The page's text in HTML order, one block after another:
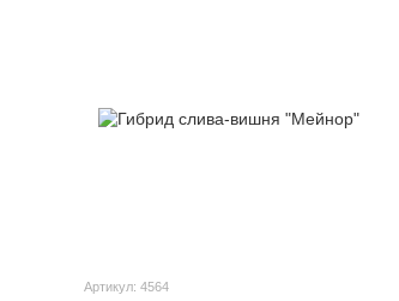
Артикул: 4564